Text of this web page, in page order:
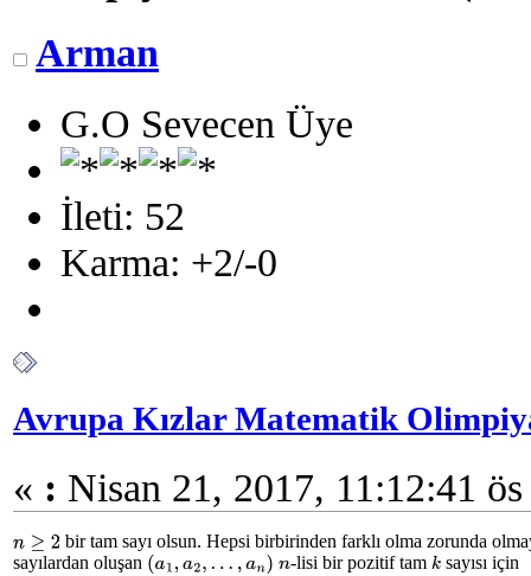
Arman
G.O Sevecen Üye
İleti: 52
Karma: +2/-0
Avrupa Kızlar Matematik
« : Nisan 21, 2017, 11:12:41
n≥2
bir tam sayı olsun. Hepsi birbirinden farklı olma zorunda
sayılardan oluşan (a1 a2,.. , a n ) n-lisi bir pozitif tam k sayısı için